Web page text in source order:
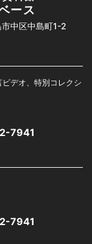
ース
中区中島町1-2
デオ、特別コレクシ
7941
7941